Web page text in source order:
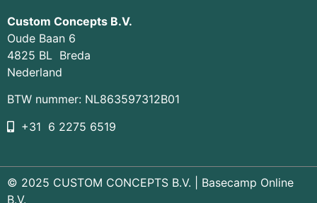
Custom Concepts B.V.
Oude Baan 6
4825 BL Breda
Nederland
BTW nummer: NL863597312B01
+31 6 2275 6519
© 2025 CUSTOM CONCEPTS B.V. | Basecamp Online
B.V.